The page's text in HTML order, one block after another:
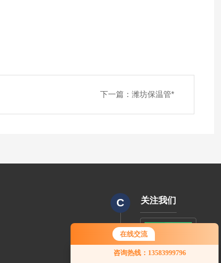
在线交流
咨询热线：13583999796
您好！欢迎前来咨询，很高兴为您
服务，请问您要咨询什么问题呢？
下一篇： 潍坊保温管*
C
CODE
关注我们